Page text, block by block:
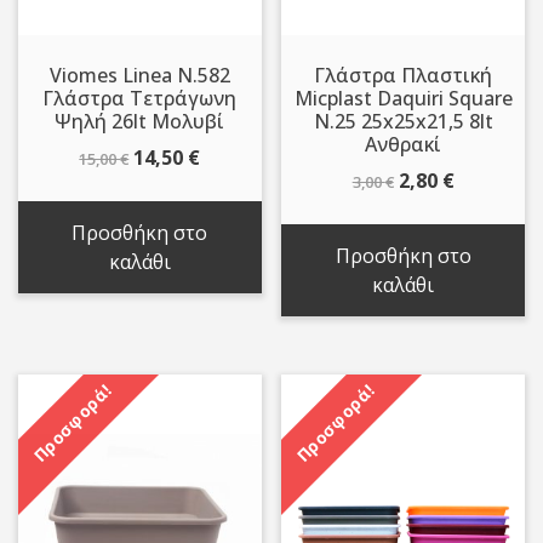
Viomes Linea N.582
Γλάστρα Τετράγωνη
Ψηλή 26lt Μολυβί
15,00€ Original
15,00 €.
14,50 €Η
είναι:
Προσθήκη στο
καλάθι
Γλάστρα Πλαστική
Micplast Daquiri Square
N.25 25x25x21,5 8lt
Ανθρακί
3,00€ Original
3,00 €.
2,80 €Η
είναι:
Προσθήκη στο
καλάθι
Προσφορά! Προσφορά!